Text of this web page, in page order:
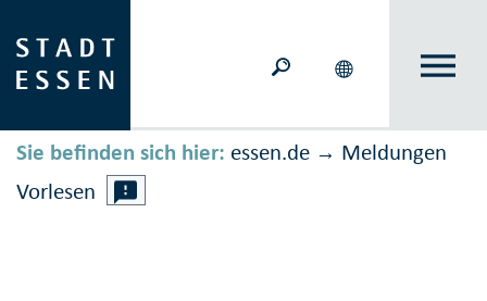
Sie befinden sich hier: essen.de → Meldungen
Vorlesen